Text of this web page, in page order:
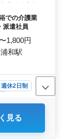
です。介護
なるキャリ
安定した職
整理 ◎トイ
考】 ◎社会
！ まずはお
での介護業
派遣社員
1,800円
和駅
週休2日制
見る